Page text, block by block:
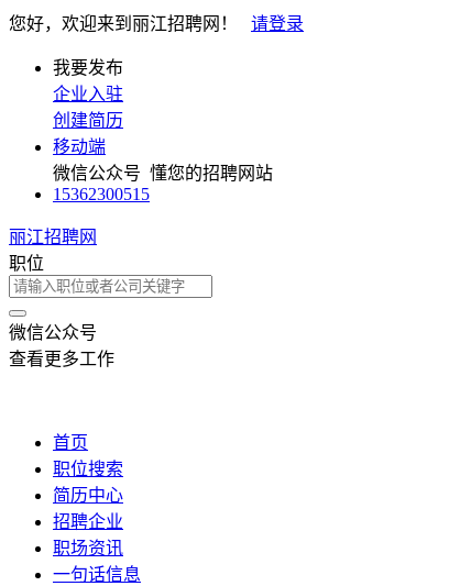
您好，欢迎来到丽江招聘网！ 请登录
我要发布
企业入驻
创建简历
移动端
微信公众号 懂您的招聘网站
15362300515
丽江招聘网
职位
微信公众号
查看更多工作
首页
职位搜索
简历中心
招聘企业
职场资讯
一句话信息